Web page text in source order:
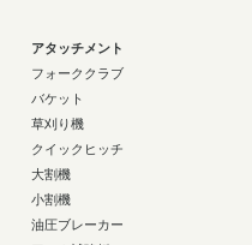
アタッチメント
フォーククラブ
バケット
草刈り機
クイックヒッチ
大割機
小割機
油圧ブレーカー